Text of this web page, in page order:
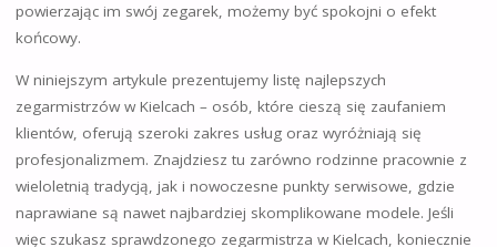
powierzając im swój zegarek, możemy być spokojni o efekt
końcowy.
W niniejszym artykule prezentujemy listę najlepszych
zegarmistrzów w Kielcach – osób, które cieszą się zaufaniem
klientów, oferują szeroki zakres usług oraz wyróżniają się
profesjonalizmem. Znajdziesz tu zarówno rodzinne pracownie z
wieloletnią tradycją, jak i nowoczesne punkty serwisowe, gdzie
naprawiane są nawet najbardziej skomplikowane modele. Jeśli
więc szukasz sprawdzonego zegarmistrza w Kielcach, koniecznie